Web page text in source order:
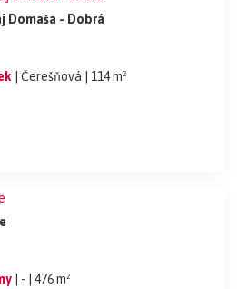
Domaša - Dobrá
| Čerešňová | 114 m²
| - | 476 m²